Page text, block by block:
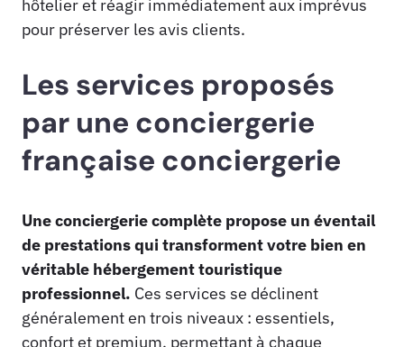
hôtelier et réagir immédiatement aux imprévus
pour préserver les avis clients.
Les services proposés
par une conciergerie
française conciergerie
Une conciergerie complète propose un éventail
de prestations qui transforment votre bien en
véritable hébergement touristique
professionnel. Ces services se déclinent
généralement en trois niveaux : essentiels,
confort et premium, permettant à chaque